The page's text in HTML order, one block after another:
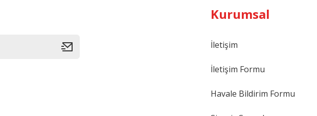
Kurumsal
İletişim
İletişim Formu
Havale Bildirim Formu